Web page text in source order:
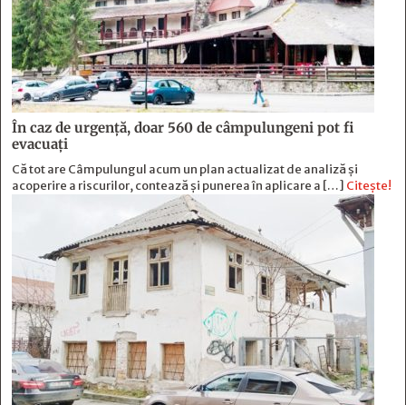
În caz de urgență, doar 560 de câmpulungeni pot fi
evacuați
Că tot are Câmpulungul acum un plan actualizat de analiză și
acoperire a riscurilor, contează și punerea în aplicare a […] Citește!